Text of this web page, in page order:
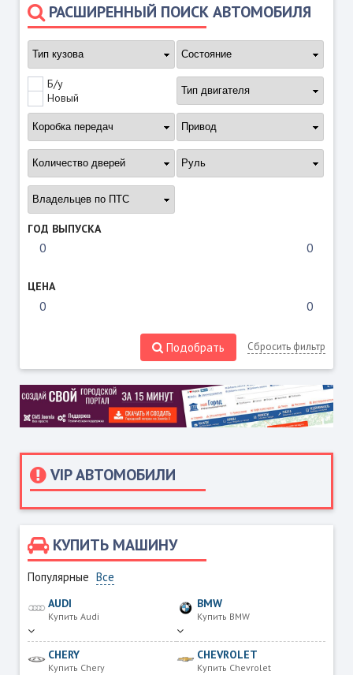
VIP АВТОМОБИЛИ
КУПИТЬ МАШИНУ
Популярные Все
AUDI
Купить Audi
BMW
Купить BMW
CHERY
Купить Chery
CHEVROLET
Купить Chevrolet
РАСШИРЕННЫЙ ПОИСК АВТОМОБИЛЯ
Б/у
Новый
ГОД ВЫПУСКА
ЦЕНА
Подобрать Сбросить фильтр